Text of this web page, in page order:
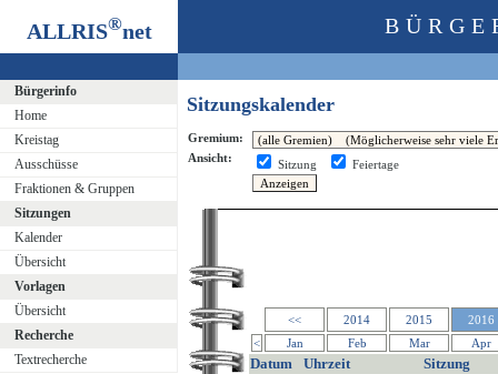
ALLRIS®net
Bürgerinfo
Home
Kreistag
Ausschüsse
Fraktionen & Gruppen
Sitzungen
Kalender
Übersicht
Vorlagen
Übersicht
Recherche
Textrecherche
Sitzungskalender
Gremium:
Ansicht:
Sitzung Feiertage
<< 2014 2015
2016
<
Jan Feb Mar Apr
Datum Uhrzeit Sitzung